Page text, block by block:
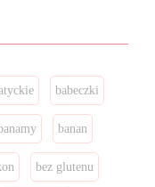
babeczki
banan
bez glutenu